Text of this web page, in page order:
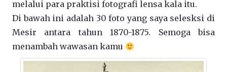
melalui para praktisi fotografi lensa kala itu.
Di bawah ini adalah 30 foto yang saya selesksi di
Mesir antara tahun 1870-1875. Semoga bisa
menambah wawasan kamu